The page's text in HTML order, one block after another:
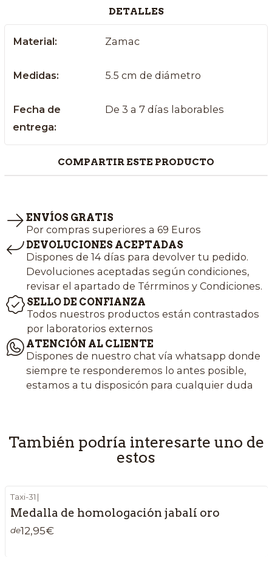
DETALLES
Material: Zamac
Medidas: 5.5 cm de diámetro
Fecha de
entrega:
De 3 a 7 días laborables
COMPARTIR ESTE PRODUCTO
ENVÍOS GRATIS
Por compras superiores a 69 Euros
DEVOLUCIONES ACEPTADAS
Dispones de 14 días para devolver tu pedido.
Devoluciones aceptadas según condiciones,
revisar el apartado de Térrminos y Condiciones.
SELLO DE CONFIANZA
Todos nuestros productos están contrastados
por laboratorios externos
ATENCIÓN AL CLIENTE
Dispones de nuestro chat vía whatsapp donde
siempre te responderemos lo antes posible,
estamos a tu disposicón para cualquier duda
También podría interesarte uno de
estos
Taxi-31 |
Medalla de homologación jabalí oro
de12,95€